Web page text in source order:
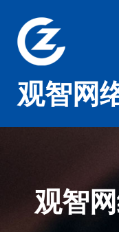
观智网
观智